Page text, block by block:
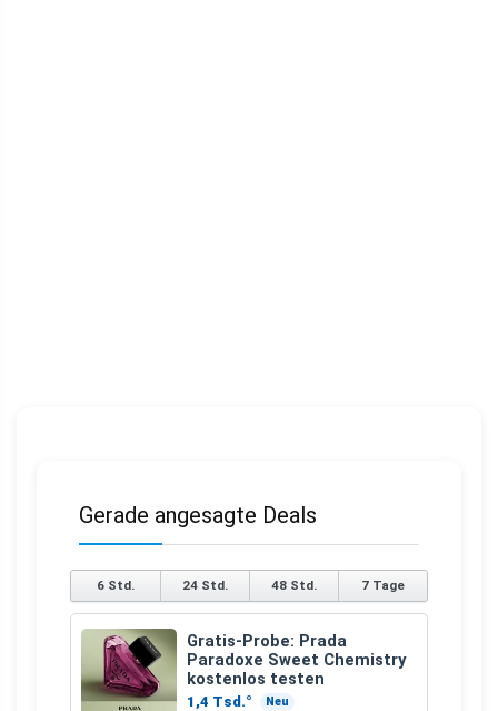
Gerade angesagte Deals
6 Std. 24 Std. 48 Std. 7 Tage
Gratis-Probe: Prada
Paradoxe Sweet Chemistry
kostenlos testen
1,4 Tsd.° Neu